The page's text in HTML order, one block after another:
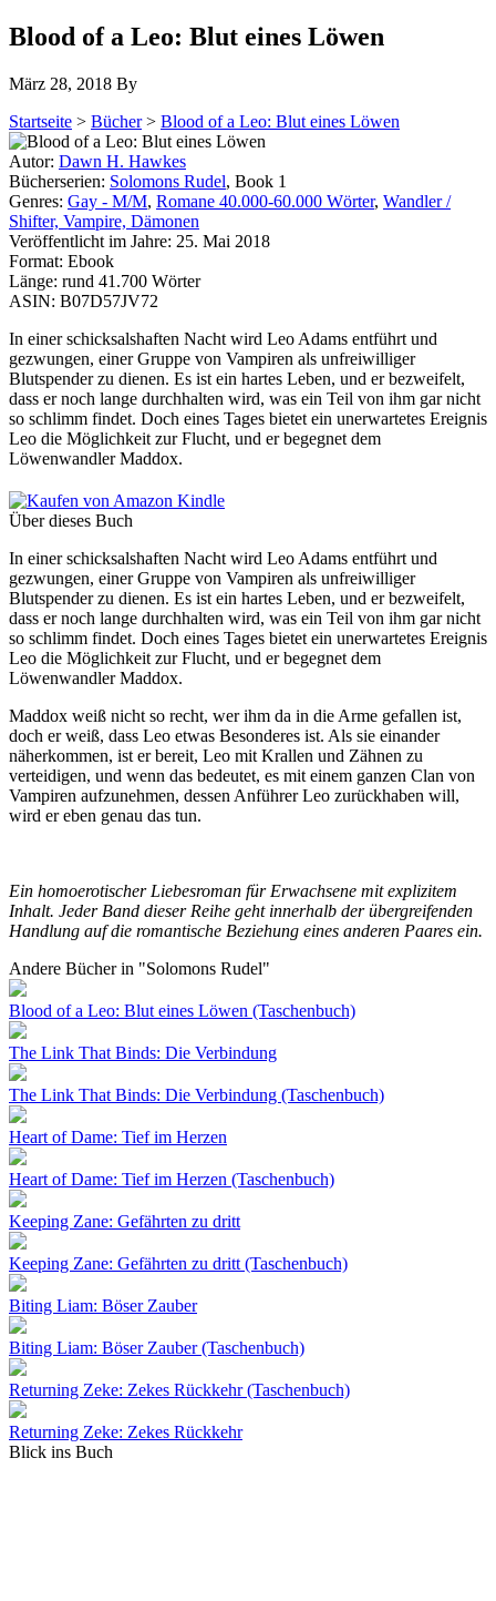
Blood of a Leo: Blut eines Löwen
März 28, 2018 By
Startseite > Bücher> Blood of a Leo: Blut eines Löwen
Autor: Dawn H. Hawkes
Bücherserien: Solomons Rudel, Book 1
Genres: Gay - M/M, Romane 40.000-60.000 Wörter, Wandler /
Shifter, Vampire, Dämonen
Veröffentlicht im Jahre: 25. Mai 2018
Format: Ebook
Länge: rund 41.700 Wörter
ASIN: B07D57JV72
In einer schicksalshaften Nacht wird Leo Adams entführt und
gezwungen, einer Gruppe von Vampiren als unfreiwilliger
Blutspender zu dienen. Es ist ein hartes Leben, und er bezweifelt,
dass er noch lange durchhalten wird, was ein Teil von ihm gar nicht
so schlimm findet. Doch eines Tages bietet ein unerwartetes Ereignis
Leo die Möglichkeit zur Flucht, und er begegnet dem
Löwenwandler Maddox.
Über dieses Buch
In einer schicksalshaften Nacht wird Leo Adams entführt und
gezwungen, einer Gruppe von Vampiren als unfreiwilliger
Blutspender zu dienen. Es ist ein hartes Leben, und er bezweifelt,
dass er noch lange durchhalten wird, was ein Teil von ihm gar nicht
so schlimm findet. Doch eines Tages bietet ein unerwartetes Ereignis
Leo die Möglichkeit zur Flucht, und er begegnet dem
Löwenwandler Maddox.
Maddox weiß nicht so recht, wer ihm da in die Arme gefallen ist,
doch er weiß, dass Leo etwas Besonderes ist. Als sie einander
näherkommen, ist er bereit, Leo mit Krallen und Zähnen zu
verteidigen, und wenn das bedeutet, es mit einem ganzen Clan von
Vampiren aufzunehmen, dessen Anführer Leo zurückhaben will,
wird er eben genau das tun.
Ein homoerotischer Liebesroman für Erwachsene mit explizitem
Inhalt. Jeder Band dieser Reihe geht innerhalb der übergreifenden
Handlung auf die romantische Beziehung eines anderen Paares ein.
Andere Bücher in "Solomons Rudel"
Blood of a Leo: Blut eines Löwen (Taschenbuch)
The Link That Binds: Die Verbindung
The Link That Binds: Die Verbindung (Taschenbuch)
Heart of Dame: Tief im Herzen
Heart of Dame: Tief im Herzen (Taschenbuch)
Keeping Zane: Gefährten zu dritt
Keeping Zane: Gefährten zu dritt (Taschenbuch)
Biting Liam: Böser Zauber
Biting Liam: Böser Zauber (Taschenbuch)
Returning Zeke: Zekes Rückkehr (Taschenbuch)
Returning Zeke: Zekes Rückkehr
Blick ins Buch